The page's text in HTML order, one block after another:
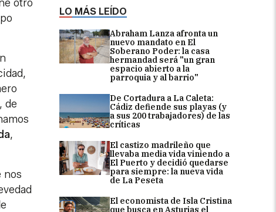
LO MÁS LEÍDO
Abraham Lanza afronta un
nuevo mandato en El
Soberano Poder: la casa
hermandad será "un gran
espacio abierto a la
parroquia y al barrio"
De Cortadura a La Caleta:
Cádiz defiende sus playas (y
a sus 200 trabajadores) de las
críticas
El castizo madrileño que
llevaba media vida viniendo a
El Puerto y decidió quedarse
para siempre: la nueva vida
de La Peseta
El economista de Isla Cristina
que busca en Asturias el
otro
de
,
nos